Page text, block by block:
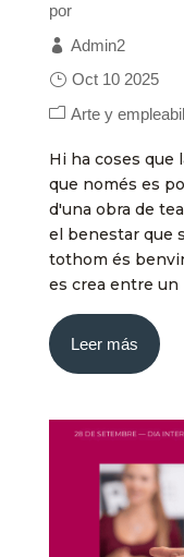
por
Admin2
Oct 10 2025
Arte y
Hi ha coses que
que només es
d'una obra de
el benestar que
tothom és
es crea entre un
Leer más